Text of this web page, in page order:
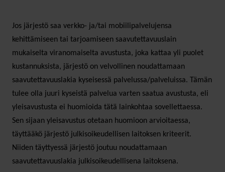
Jos järjestö saa verkko- ja/tai mobiilipalvelujensa
kehittämiseen tai tarjoamiseen saavutettavuuslain
mukaiselta viranomaiselta avustusta, joka kattaa yli puolet
kustannuksista, järjestö on velvollinen noudattamaan
saavutettavuuslakia kyseisessä palvelussa/palveluissa. Tämän
tulee olla juuri kyseistä palvelua varten saatua avustusta, eli
yleisavustusta ei huomioida tätä lainkohtaa sovellettaessa.
Sen sijaan yleisavustus otetaan huomioon arvioitaessa,
täyttääkö järjestö julkisoikeudellisen laitoksen kriteerit.
Niiden täyttyessä järjestö joutuu noudattamaan
saavutettavuuslakia julkisoikeudellisena laitoksena.